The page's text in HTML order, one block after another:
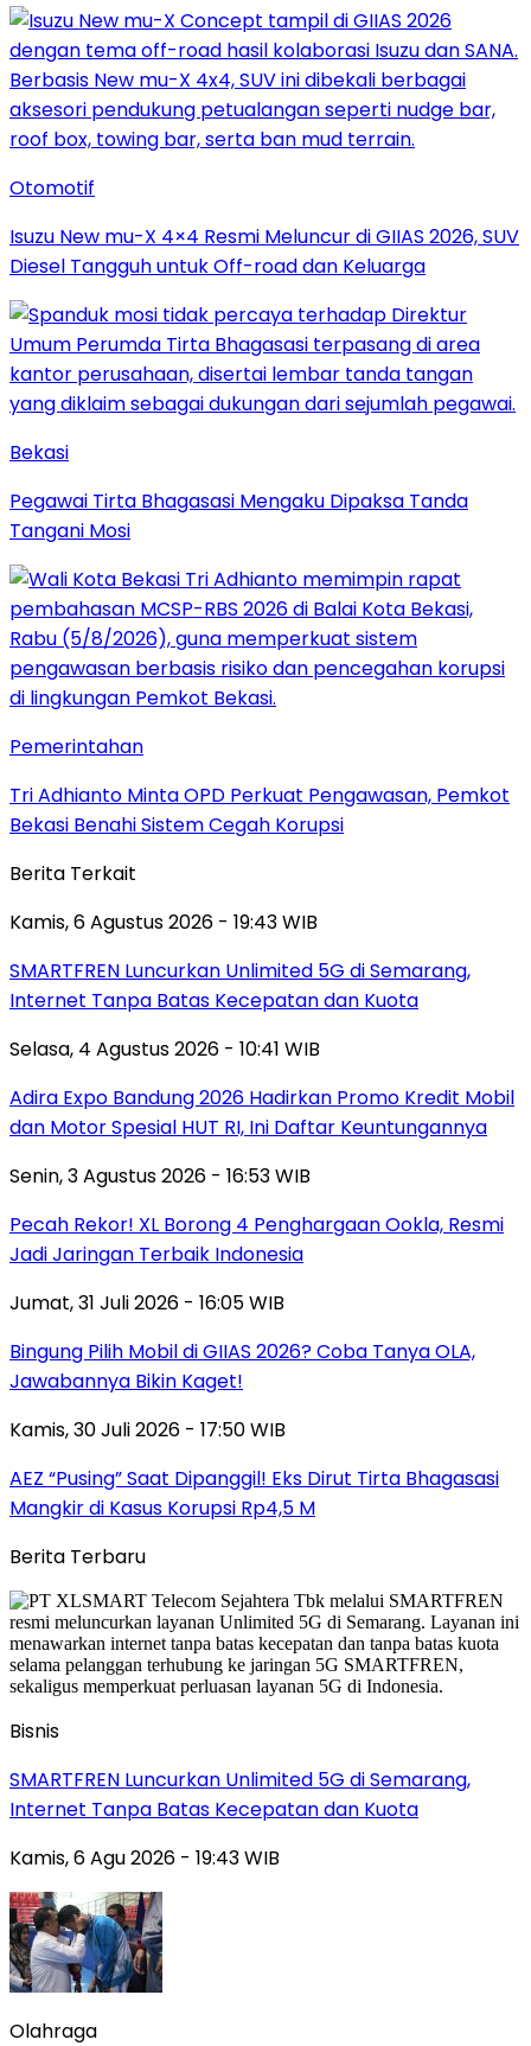
Otomotif
Isuzu New mu-X 4×4 Resmi Meluncur di GIIAS 2026, SUV
Diesel Tangguh untuk Off-road dan Keluarga
Bekasi
Pegawai Tirta Bhagasasi Mengaku Dipaksa Tanda
Tangani Mosi
Pemerintahan
Tri Adhianto Minta OPD Perkuat Pengawasan, Pemkot
Bekasi Benahi Sistem Cegah Korupsi
Berita Terkait
Kamis, 6 Agustus 2026 - 19:43 WIB
SMARTFREN Luncurkan Unlimited 5G di Semarang,
Internet Tanpa Batas Kecepatan dan Kuota
Selasa, 4 Agustus 2026 - 10:41 WIB
Adira Expo Bandung 2026 Hadirkan Promo Kredit Mobil
dan Motor Spesial HUT RI, Ini Daftar Keuntungannya
Senin, 3 Agustus 2026 - 16:53 WIB
Pecah Rekor! XL Borong 4 Penghargaan Ookla, Resmi
Jadi Jaringan Terbaik Indonesia
Jumat, 31 Juli 2026 - 16:05 WIB
Bingung Pilih Mobil di GIIAS 2026? Coba Tanya OLA,
Jawabannya Bikin Kaget!
Kamis, 30 Juli 2026 - 17:50 WIB
AEZ “Pusing” Saat Dipanggil! Eks Dirut Tirta Bhagasasi
Mangkir di Kasus Korupsi Rp4,5 M
Berita Terbaru
Bisnis
SMARTFREN Luncurkan Unlimited 5G di Semarang,
Internet Tanpa Batas Kecepatan dan Kuota
Kamis, 6 Agu 2026 - 19:43 WIB
Olahraga